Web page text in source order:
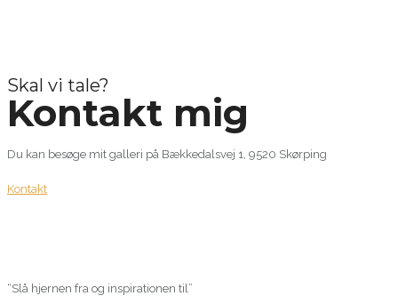
Skal vi tale?
Kontakt mig
Du kan besøge mit galleri på Bækkedalsvej 1, 9520 Skørping
Kontakt
“Slå hjernen fra og inspirationen til”